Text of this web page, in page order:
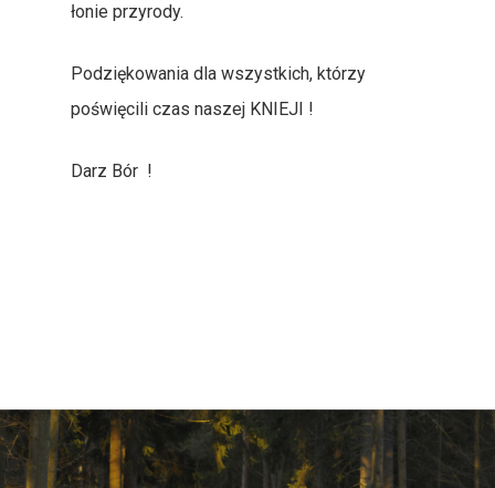
łonie przyrody.
Podziękowania dla wszystkich, którzy
poświęcili czas naszej KNIEJI !
Darz Bór !